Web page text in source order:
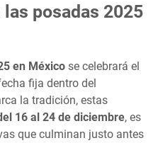
posadas 2025
en México se celebrará el
fija dentro del
la tradición, estas
16 al 24 de diciembre, es
que culminan justo antes